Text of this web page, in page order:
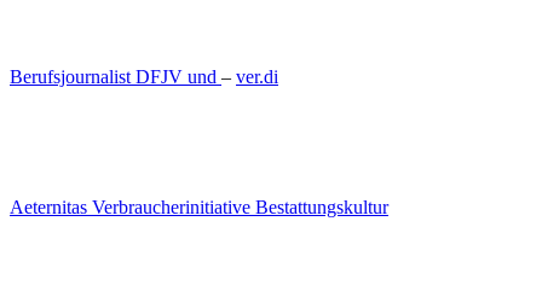
Berufsjournalist DFJV und – ver.di
Aeternitas Verbraucherinitiative Bestattungskultur